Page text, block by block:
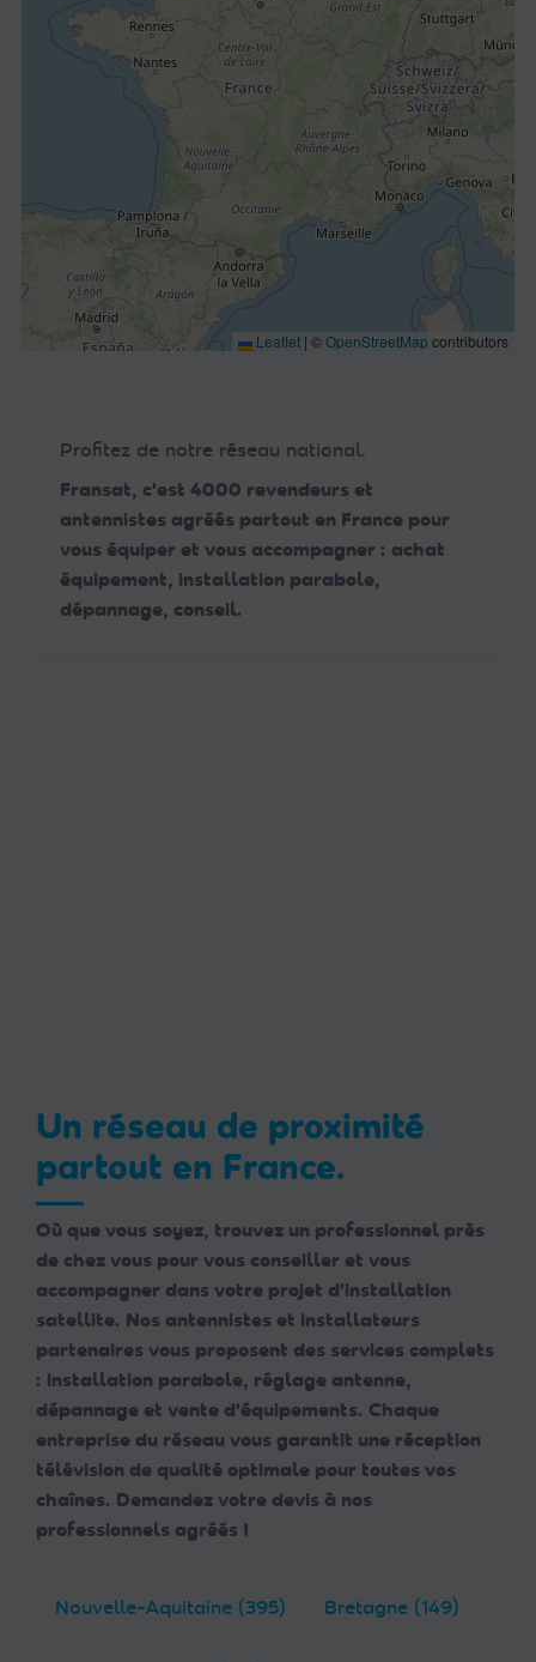
Profitez de notre réseau national.
Fransat, c'est 4000 revendeurs et
antennistes agréés partout en France pour
vous équiper et vous accompagner : achat
équipement, installation parabole,
dépannage, conseil.
Leaflet | ©OpenStreetMap contributors
Un réseau de proximité
partout en France.
Où que vous soyez, trouvez un professionnel près
de chez vous pour vous conseiller et vous
accompagner dans votre projet d'installation
satellite. Nos antennistes et installateurs
partenaires vous proposent des services complets
: installation parabole, réglage antenne,
dépannage et vente d'équipements. Chaque
entreprise du réseau vous garantit une réception
télévision de qualité optimale pour toutes vos
chaînes. Demandez votre devis à nos
professionnels agréés !
Nouvelle-Aquitaine (395) Bretagne (149)